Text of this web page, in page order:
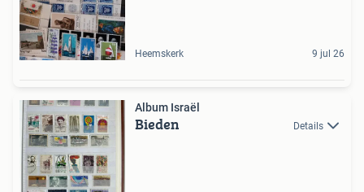
Heemskerk 9 jul 26
Album Israël
Bieden Details